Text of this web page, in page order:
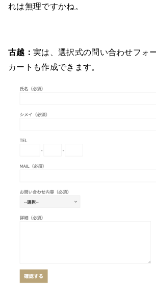
れは無理ですかね。
古越： 実は、選択式の問い合わせフォ
カートも作成できます。